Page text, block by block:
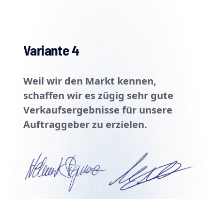
Variante 4
Weil wir den Markt kennen,
schaffen wir es zügig sehr gute
Verkaufsergebnisse für unsere
Auftraggeber zu erzielen.